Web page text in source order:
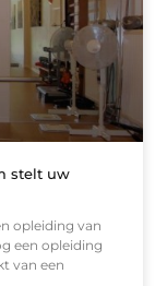
stelt uw
opleiding van
een opleiding
van een